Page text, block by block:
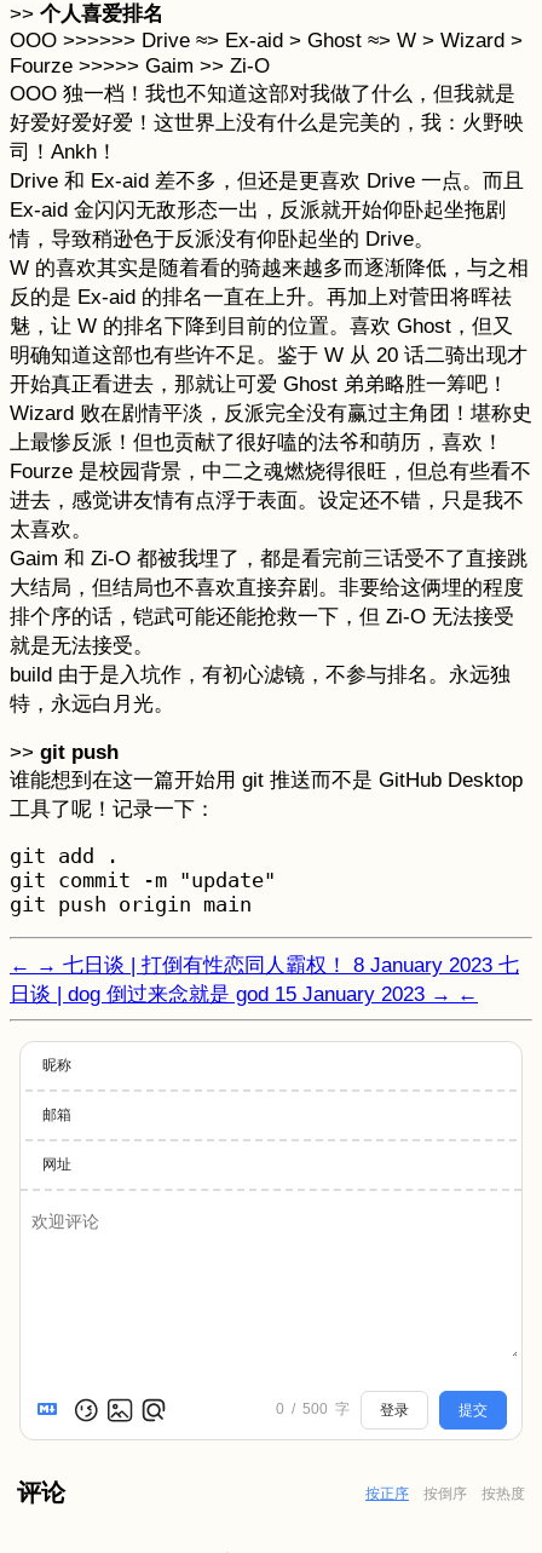
>> 个人喜爱排名
OOO >>>>>> Drive ≈> Ex-aid > Ghost ≈> W > Wizard >
Fourze >>>>> Gaim >> Zi-O
OOO 独一档！我也不知道这部对我做了什么，但我就是
好爱好爱好爱！这世界上没有什么是完美的，我：火野映
司！Ankh！
Drive 和 Ex-aid 差不多，但还是更喜欢 Drive 一点。而且
Ex-aid 金闪闪无敌形态一出，反派就开始仰卧起坐拖剧
情，导致稍逊色于反派没有仰卧起坐的 Drive。
W 的喜欢其实是随着看的骑越来越多而逐渐降低，与之相
反的是 Ex-aid 的排名一直在上升。再加上对菅田将晖祛
魅，让 W 的排名下降到目前的位置。喜欢 Ghost，但又
明确知道这部也有些许不足。鉴于 W 从 20 话二骑出现才
开始真正看进去，那就让可爱 Ghost 弟弟略胜一筹吧！
Wizard 败在剧情平淡，反派完全没有赢过主角团！堪称史
上最惨反派！但也贡献了很好嗑的法爷和萌历，喜欢！
Fourze 是校园背景，中二之魂燃烧得很旺，但总有些看不
进去，感觉讲友情有点浮于表面。设定还不错，只是我不
太喜欢。
Gaim 和 Zi-O 都被我埋了，都是看完前三话受不了直接跳
大结局，但结局也不喜欢直接弃剧。非要给这俩埋的程度
排个序的话，铠武可能还能抢救一下，但 Zi-O 无法接受
就是无法接受。
build 由于是入坑作，有初心滤镜，不参与排名。永远独
特，永远白月光。
>> git push
谁能想到在这一篇开始用 git 推送而不是 GitHub Desktop
工具了呢！记录一下：
git add .
git commit -m "update"
← → 七日谈 | 打倒有性恋同人霸权！ 8 January 2023 七
日谈 | dog 倒过来念就是 god 15 January 2023 → ←
昵称
邮箱
网址
0 / 500 字 登录 提交
评论 按正序 按倒序 按热度